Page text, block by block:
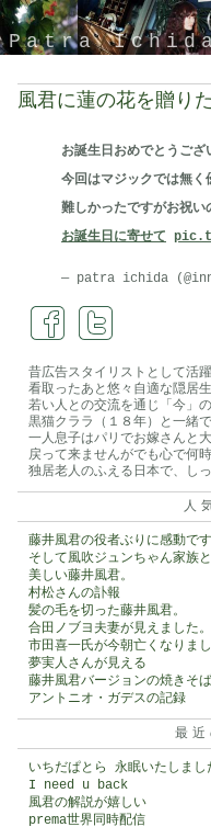
Patra
引退したスタイリストの隠居ブロ
風君に蓮の花を贈りた
お誕生日おめでとうご
今回はマジックでは無
難しかったですがお祝い
お誕生日に寄せて
— patra ichida
昔広告スタイリストとして活
看取ったあと悠々自適な隠居生
若い人との交流を通じ「今」
黒猫クララ（１８年）と一緒で
一人息子はパリでお嫁さんと
戻って来ませんがでも心で何
独居老人のふえる日本で、し
人
藤井風君の役者ぶりに感動です
そして風吹ジュンちゃん家族と
美しい藤井風君。
村松さんの訃報
髪の毛を切った藤井風君。
合田ノブヨ夫妻が見えました。
市田喜一氏が今朝亡くなりまし
夢実人さんが見える
藤井風君バージョンの焼きそば
アントニオ・ガデスの記録
最
いちだぱとら 永眠いたしまし
I need u back
風君の解説が嬉しい
prema世界同時配信